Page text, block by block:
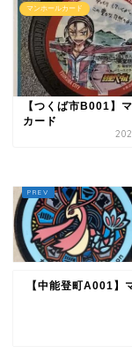
マンホールカード
【つくば市B001】
カード
【中能登町A001】